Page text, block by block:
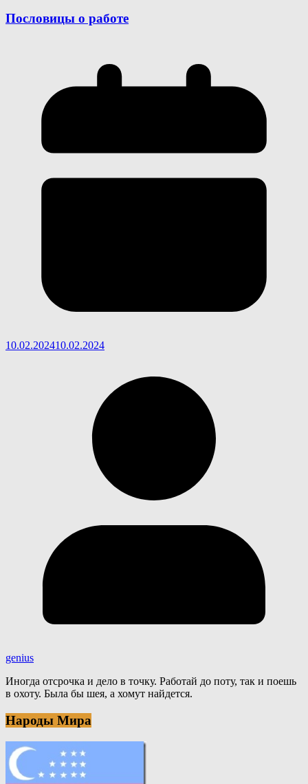
Пословицы о работе
10.02.202410.02.2024
genius
Иногда отсрочка и дело в точку. Работай до поту, так и поешь
в охоту. Была бы шея, а хомут найдется.
Народы Мира